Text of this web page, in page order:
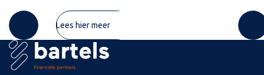
hij een
Lees hier meer